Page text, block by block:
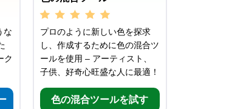
な
ク
プロのように新しい色を探求
し、作成するために色の混合ツ
ールを使用 – アーティスト、
子供、好奇心旺盛な人に最適！
色の混合ツールを試す